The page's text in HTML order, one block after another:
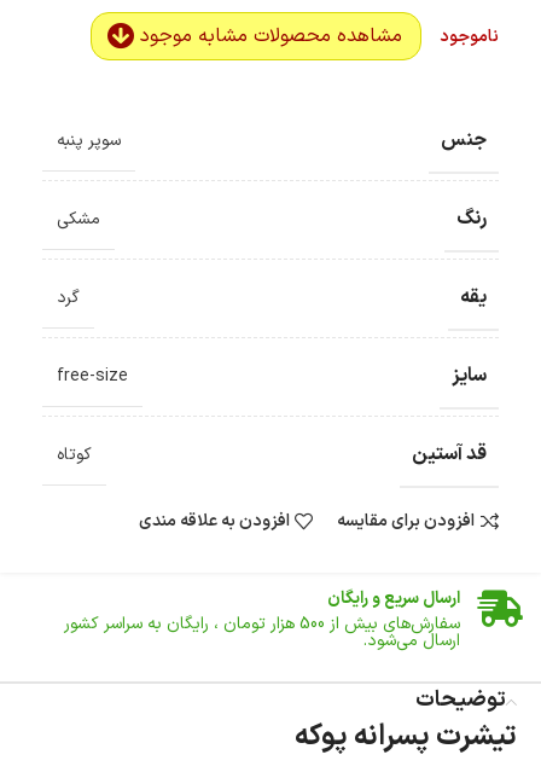
ناموجود مشاهده محصولات مشابه موجود
جنس سوپر پنبه
رنگ مشکی
یقه گرد
سایز free-size
قد آستین کوتاه
افزودن برای مقایسه افزودن به علاقه مندی
ضمانت اصالت کالا
ارسال سریع و رایگان
سفارش‌های بیش از 500 هزار تومان ، رایگان به سراسر کشور
ارسال می‌شود.
تا 14 روز پس از تحویل کالا می‌توانید آن را برگشت دهید.
امکان پرداخت در محل
توضیحات
تیشرت پسرانه پوکه